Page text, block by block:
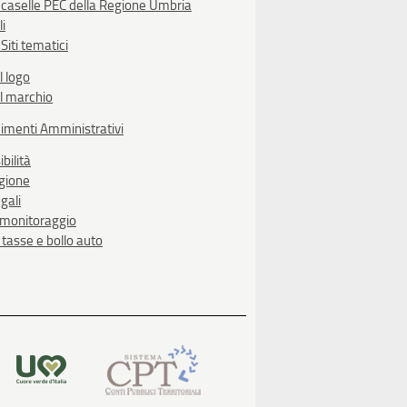
PEC della Regione Umbria
tematici
logo
marchio
Amministrativi
e bollo auto